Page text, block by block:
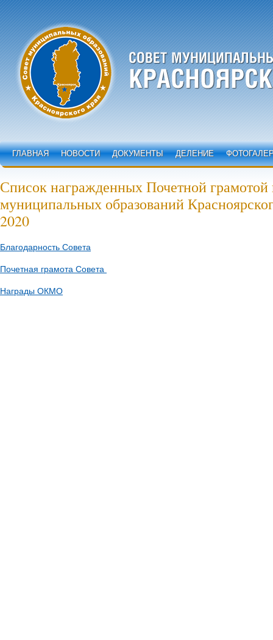
ГЛАВНАЯ НОВОСТИ ДОКУМЕНТЫ ДЕЛЕНИЕ
Список награжденных Почетной грамотой
муниципальных образований
2020
Благодарность Совета
Почетная грамота Совета
Награды ОКМО